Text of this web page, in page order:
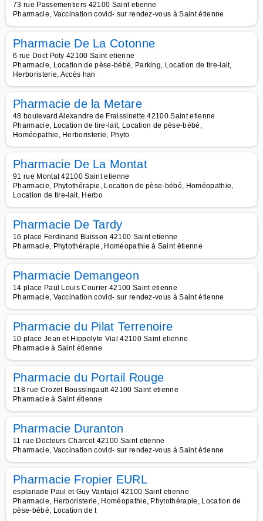
73 rue Passementiers 42100 Saint etienne
Pharmacie, Vaccination covid- sur rendez-vous à Saint étienne
Pharmacie De La Cotonne
6 rue Doct Poty 42100 Saint etienne
Pharmacie, Location de pèse-bébé, Parking, Location de tire-lait,
Herboristerie, Accès han
Pharmacie de la Metare
48 boulevard Alexandre de Fraissinette 42100 Saint etienne
Pharmacie, Location de tire-lait, Location de pèse-bébé,
Homéopathie, Herboristerie, Phyto
Pharmacie De La Montat
91 rue Montat 42100 Saint etienne
Pharmacie, Phytothérapie, Location de pèse-bébé, Homéopathie,
Location de tire-lait, Herbo
Pharmacie De Tardy
16 place Ferdinand Buisson 42100 Saint etienne
Pharmacie, Phytothérapie, Homéopathie à Saint étienne
Pharmacie Demangeon
14 place Paul Louis Courier 42100 Saint etienne
Pharmacie, Vaccination covid- sur rendez-vous à Saint étienne
Pharmacie du Pilat Terrenoire
10 place Jean et Hippolyte Vial 42100 Saint etienne
Pharmacie à Saint étienne
Pharmacie du Portail Rouge
118 rue Crozet Boussingault 42100 Saint etienne
Pharmacie à Saint étienne
Pharmacie Duranton
11 rue Docteurs Charcot 42100 Saint etienne
Pharmacie, Vaccination covid- sur rendez-vous à Saint étienne
Pharmacie Fropier EURL
esplanade Paul et Guy Vantajol 42100 Saint etienne
Pharmacie, Herboristerie, Homéopathie, Phytothérapie, Location de
pèse-bébé, Location de t